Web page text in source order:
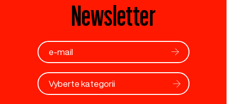
Newsletter
Vyberte kategorii